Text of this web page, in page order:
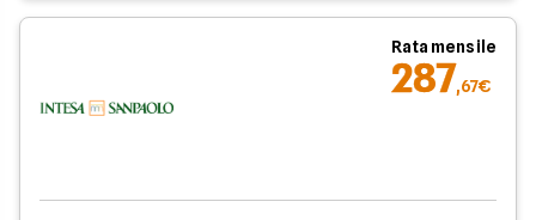
Rata mensile
287,67€